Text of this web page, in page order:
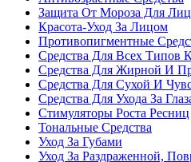
Защита От Мороза Для
Красота-Уход За Лицом
Противопигментные
Средства Для Всех Типов
Средства Для Жирной И
Средства Для Сухой И
Средства Для Ухода За
Стимуляторы Роста Ресниц
Тональные Средства
Уход За Губами
Уход За Раздраженной,